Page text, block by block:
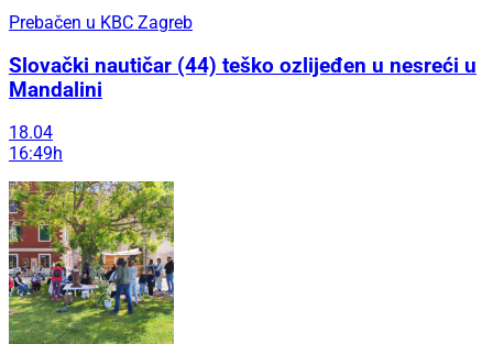
Prebačen u KBC Zagreb
Slovački nautičar (44) teško ozlijeđen u nesreći u
Mandalini
18.04
16:49h